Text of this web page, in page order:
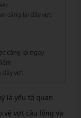
căng lại dây vợt
căng lại ngay
dây vợt
là yếu tố quan
vợt cầu lông và